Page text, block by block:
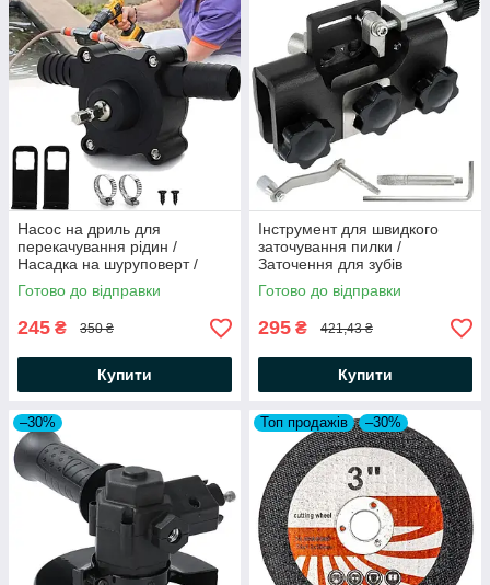
Насос на дриль для
перекачування рідин /
Насадка на шуруповерт /
Насадка на дриль / Насос
для води
Готово до відправки
245 ₴ 350 ₴
Купити
Інструмент для швидкого
заточування пилки /
Заточення для зубів
стрічкової ланцюгової пилки
Готово до відправки
295 ₴ 421,43 ₴
Купити
–30% Топ продажів –30%